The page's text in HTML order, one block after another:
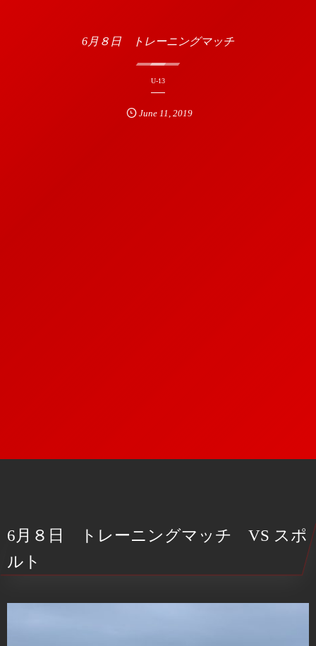
6月８日 トレーニングマッチ
U-13
June 11 , 2019
6月８日 トレーニングマッチ VS スポ
ルト